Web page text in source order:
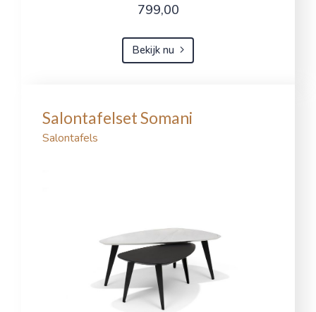
799,00
Bekijk nu
Salontafelset Somani
Salontafels